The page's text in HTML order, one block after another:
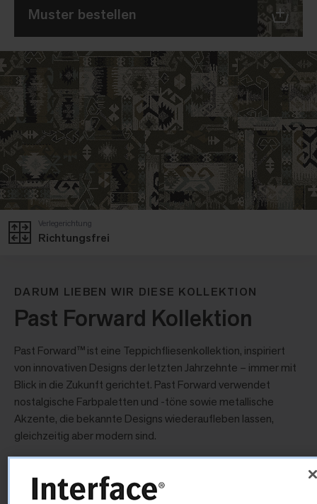
Richtungsfrei
Verlegerichtung
Muster bestellen
DARUM LIEBEN WIR DIESE KOLLEKTION
Past Forward Kollektion
Past Forward™ ist eine Teppichfliesenkollektion, inspiriert
von innovativen Designs der letzten Jahrzehnte – immer mit
Blick in die Zukunft gerichtet. Past Forward verwendet
nostalgische Farbpaletten und -töne sowie metallische
Akzente, die bekannte Designs wiederaufleben lassen,
gleichzeitig aber modern sind.
Retrospec